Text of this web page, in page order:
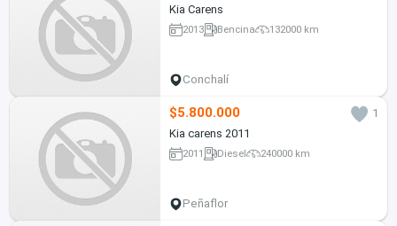
Kia Carens
2013 Bencina 132000 km
Conchalí
$5.800.000
1
Kia carens 2011
2011 Diesel 240000 km
Peñaflor